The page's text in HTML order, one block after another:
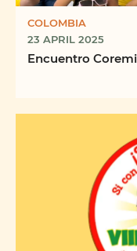
COLOMBIA
23 APRIL 2025